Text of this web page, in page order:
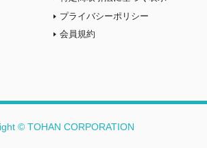
プライバシーポリシー
会員規約
© TOHAN CORPORATION